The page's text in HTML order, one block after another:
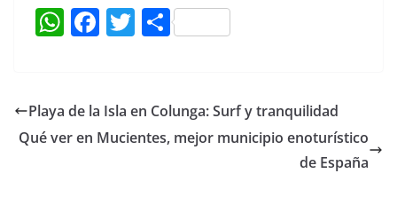
W
s
A
F
e
b
T
er
C
p
ar
Playa de la Isla en Colunga: Surf y tranquilidad
Qué ver en Mucientes, mejor municipio enoturístico
de España